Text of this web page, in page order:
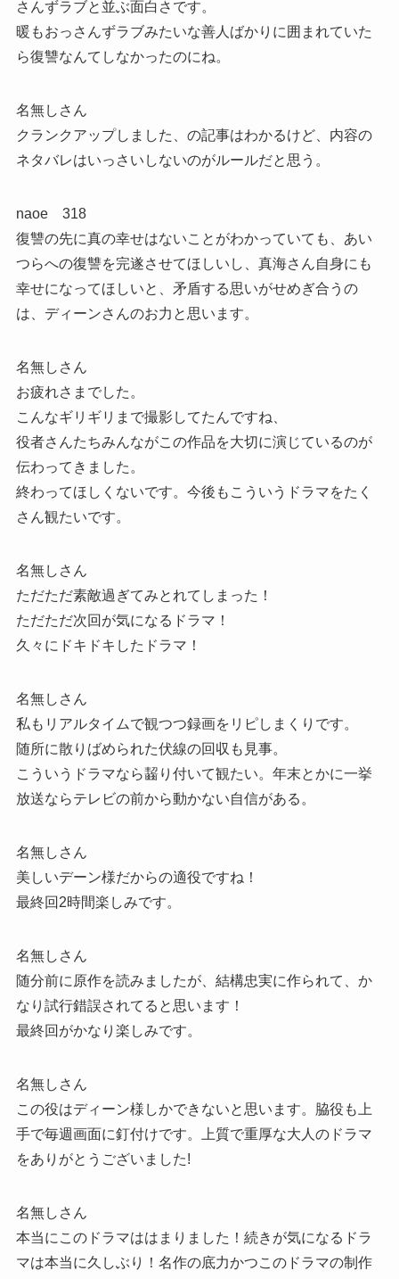
さんずラブと並ぶ面白さです。
暖もおっさんずラブみたいな善人ばかりに囲まれていた
ら復讐なんてしなかったのにね。
名無しさん
クランクアップしました、の記事はわかるけど、内容の
ネタバレはいっさいしないのがルールだと思う。
naoe 318
復讐の先に真の幸せはないことがわかっていても、あい
つらへの復讐を完遂させてほしいし、真海さん自身にも
幸せになってほしいと、矛盾する思いがせめぎ合うの
は、ディーンさんのお力と思います。
名無しさん
お疲れさまでした。
こんなギリギリまで撮影してたんですね、
役者さんたちみんながこの作品を大切に演じているのが
伝わってきました。
終わってほしくないです。今後もこういうドラマをたく
さん観たいです。
名無しさん
ただただ素敵過ぎてみとれてしまった！
ただただ次回が気になるドラマ！
久々にドキドキしたドラマ！
名無しさん
私もリアルタイムで観つつ録画をリピしまくりです。
随所に散りばめられた伏線の回収も見事。
こういうドラマなら齧り付いて観たい。年末とかに一挙
放送ならテレビの前から動かない自信がある。
名無しさん
美しいデーン様だからの適役ですね！
最終回2時間楽しみです。
名無しさん
随分前に原作を読みましたが、結構忠実に作られて、か
なり試行錯誤されてると思います！
最終回がかなり楽しみです。
名無しさん
この役はディーン様しかできないと思います。脇役も上
手で毎週画面に釘付けです。上質で重厚な大人のドラマ
をありがとうございました!
名無しさん
本当にこのドラマははまりました！続きが気になるドラ
マは本当に久しぶり！名作の底力かつこのドラマの制作